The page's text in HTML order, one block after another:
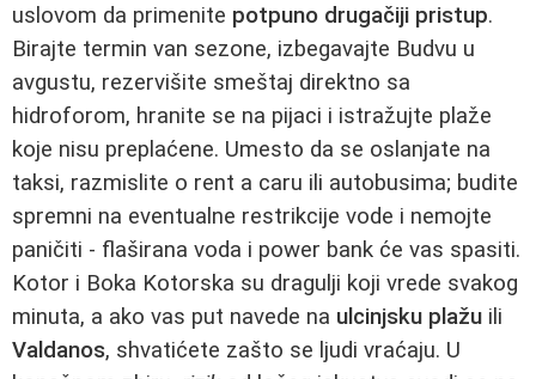
uslovom da primenite potpuno drugačiji pristup.
Birajte termin van sezone, izbegavajte Budvu u
avgustu, rezervišite smeštaj direktno sa
hidroforom, hranite se na pijaci i istražujte plaže
koje nisu preplaćene. Umesto da se oslanjate na
taksi, razmislite o rent a caru ili autobusima; budite
spremni na eventualne restrikcije vode i nemojte
paničiti - flaširana voda i power bank će vas spasiti.
Kotor i Boka Kotorska su dragulji koji vrede svakog
minuta, a ako vas put navede na ulcinjsku plažu ili
Valdanos, shvatićete zašto se ljudi vraćaju. U